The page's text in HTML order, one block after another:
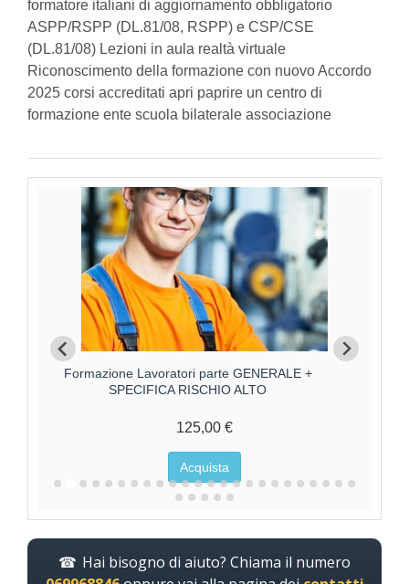
formatore italiani di aggiornamento obbligatorio
ASPP/RSPP (DL.81/08, RSPP) e CSP/CSE
(DL.81/08) Lezioni in aula realtà virtuale
Riconoscimento della formazione con nuovo Accordo
2025 corsi accreditati apri paprire un centro di
formazione ente scuola bilaterale associazione
Formazione Lavoratori parte GENERALE +
SPECIFICA RISCHIO ALTO
125,00 €
Acquista
Hai bisogno di aiuto? Chiama il numero